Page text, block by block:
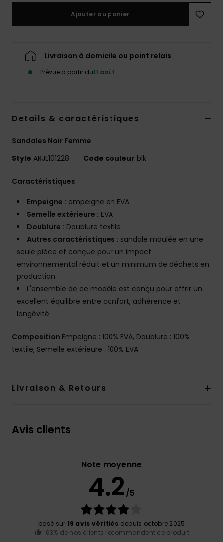
néoprène
Ajouter au panier
Livraison à domicile ou point relais
Prévue à partir du11 août
Details & caractéristiques
Sandales Noir Femme
Style ARJL101228 Code couleur blk
Caractéristiques
Empeigne : empeigne en EVA
Semelle extérieure : EVA
Doublure : Doublure textile
Autres caractéristiques : sandale moulée en une
seule pièce et conçue pour un impact
environnemental réduit et un minimum de déchets en
production
L'ensemble de ce modèle est conçu pour offrir un
excellent équilibre entre confort, adhérence et
longévité.
Composition Empeigne : 100% EVA, Doublure : 100%
textile, Semelle extérieure : 100% EVA
Livraison & Retours
Avis clients
Note moyenne
4.2/5
basé sur 19 avis vérifiés depuis octobre 2025
63% de nos clients recommandent ce produit